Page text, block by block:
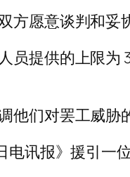
愿意谈判和妥
提供的上限为
们对罢工威胁
讯报》援引一